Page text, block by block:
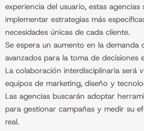
experiencia del usuario, estas
implementar estrategias más
necesidades únicas de cada cliente.
Se espera un aumento en la demanda
avanzados para la toma de decisiones
La colaboración interdisciplinaria será
equipos de marketing, diseño y
Las agencias buscarán adoptar
para gestionar campañas y medir su
real.